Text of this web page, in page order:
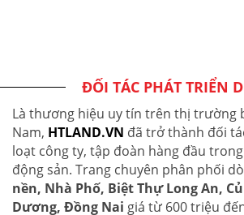
ĐỐI TÁC PHÁT TRIỂN
Là thương hiệu uy tín trên thị trường
Nam, HTLAND.VN đã trở thành đối
loạt công ty, tập đoàn hàng đầu
động sản. Trang chuyên phân phối
nền, Nhà Phố, Biệt Thự Long An,
Dương, Đồng Nai giá từ 600 triệu